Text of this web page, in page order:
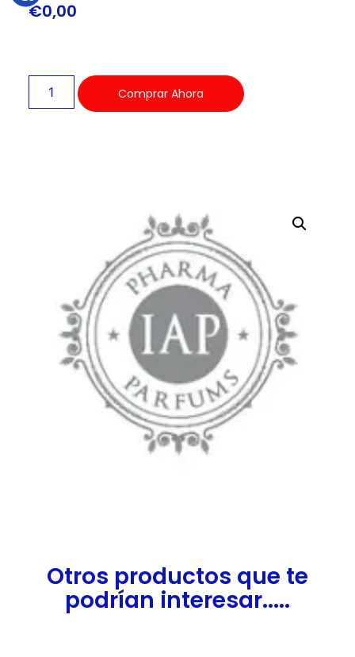
€0,00
Comprar Ahora
Otros productos que te
podrían interesar.....